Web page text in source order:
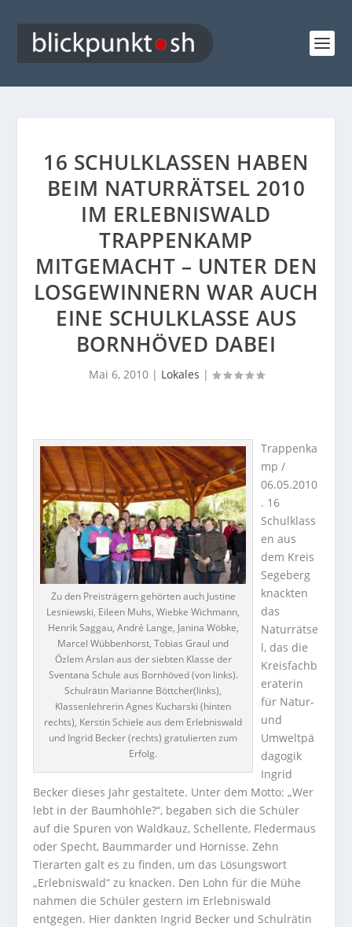
16 SCHULKLASSEN HABEN
BEIM NATURRÄTSEL 2010
IM ERLEBNISWALD
TRAPPENKAMP
MITGEMACHT – UNTER DEN
LOSGEWINNERN WAR AUCH
EINE SCHULKLASSE AUS
BORNHÖVED DABEI
Mai 6, 2010| Lokales |
Zu den Preisträgern gehörten auch Justine
Lesniewski, Eileen Muhs, Wiebke Wichmann,
Henrik Saggau, André Lange, Janina Wöbke,
Marcel Wübbenhorst, Tobias Graul und
Özlem Arslan aus der siebten Klasse der
Sventana Schule aus Bornhöved (von links).
Schulrätin Marianne Böttcher(links),
Klassenlehrerin Agnes Kucharski (hinten
rechts), Kerstin Schiele aus dem Erlebniswald
und Ingrid Becker (rechts) gratulierten zum
Erfolg.
Trappenka
mp /
06.05.2010
. 16
Schulklass
en aus
dem Kreis
Segeberg
knackten
das
Naturrätse
l, das die
Kreisfachb
eraterin
für Natur-
und
Umweltpä
dagogik
Ingrid
Becker dieses Jahr gestaltete. Unter dem Motto: „Wer
lebt in der Baumhöhle?“, begaben sich die Schüler
auf die Spuren von Waldkauz, Schellente, Fledermaus
oder Specht, Baummarder und Hornisse. Zehn
Tierarten galt es zu finden, um das Lösungswort
„Erlebniswald“ zu knacken. Den Lohn für die Mühe
nahmen die Schüler gestern im Erlebniswald
entgegen. Hier dankten Ingrid Becker und Schulrätin